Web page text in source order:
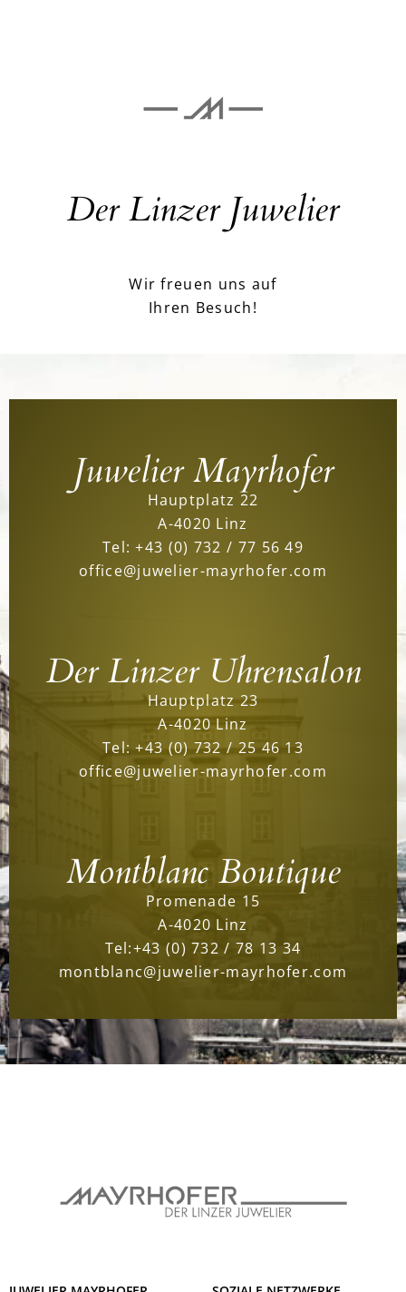
Der Linzer Juwelier
Wir freuen uns auf
Ihren Besuch!
Juwelier Mayrhofer
Hauptplatz 22
A-4020 Linz
Tel:+43 (0) 732 / 77 56 49
office@juwelier-mayrhofer.com
Der Linzer Uhrensalon
Hauptplatz 23
A-4020 Linz
Tel:+43 (0) 732 / 25 46 13
office@juwelier-mayrhofer.com
Montblanc Boutique
Promenade 15
A-4020 Linz
Tel:+43 (0) 732 / 78 13 34
montblanc@juwelier-mayrhofer.com